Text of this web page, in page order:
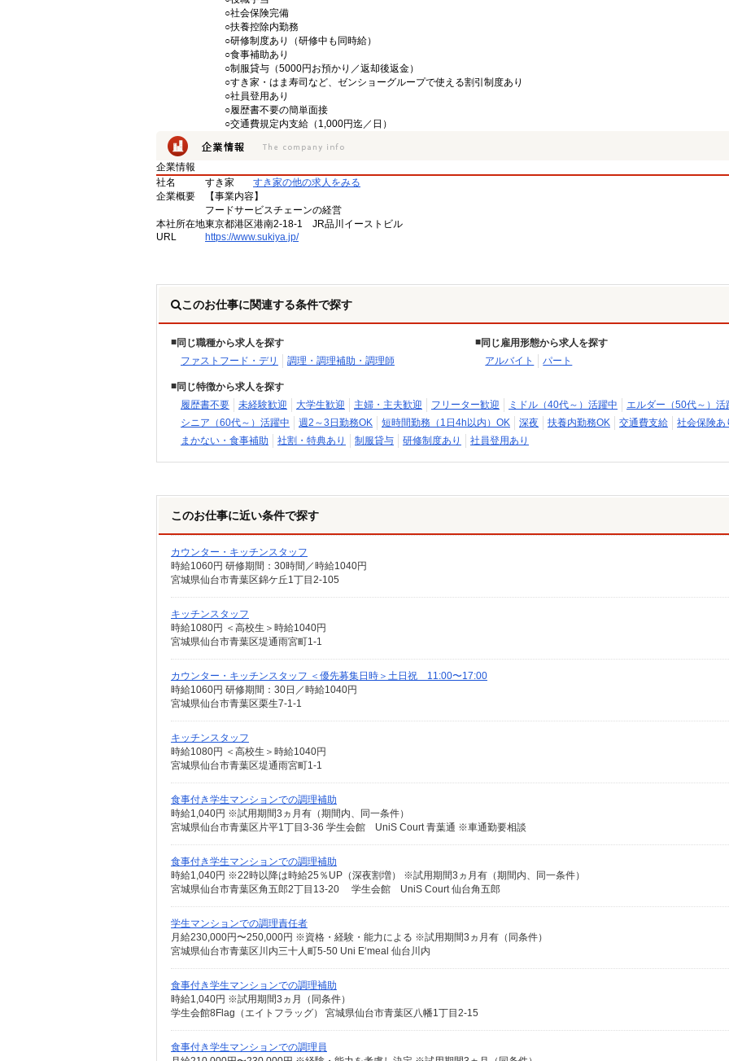
○社会保険完備
○扶養控除内勤務
○研修制度あり（研修中も同時給）
○食事補助あり
○制服貸与（5000円お預かり／返却後返金）
○すき家・はま寿司など、ゼンショーグループで使える割引制度あり
○社員登用あり
○履歴書不要の簡単面接
○交通費規定内支給（1,000円迄／日）
企業情報
社名
すき家
すき家の他の求人をみる
企業概要
【事業内容】
フードサービスチェーンの経営
本社所在地東京都港区港南2-18-1 JR品川イーストビル
URL
https://www.sukiya.jp/
このお仕事に関連する条件で探す
同じ職種から求人を探す
ファストフード・デリ
調理・調理補助・調理師
同じ雇用形態から求人を探す
アルバイト
パート
同じ特徴から求人を探す
履歴書不要
未経験歓迎 大学生歓迎 主婦・主夫歓迎 フリーター歓迎 ミドル（40代～）活躍中
エルダー（50代～）活
シニア（60代～）活躍中
週2～3日勤務OK 短時間勤務（1日4h以内）OK 深夜 扶養内勤務OK 交通費支給
社会保険あ
まかない・食事補助
社割・特典あり 制服貸与 研修制度あり 社員登用あり
このお仕事に近い条件で探す
カウンター・キッチンスタッフ
時給1060円 研修期間：30時間／時給1040円
宮城県仙台市青葉区錦ケ丘1丁目2-105
キッチンスタッフ
時給1080円 ＜高校生＞時給1040円
宮城県仙台市青葉区堤通雨宮町1-1
カウンター・キッチンスタッフ ＜優先募集日時＞土日祝 11:00〜17:00
時給1060円 研修期間：30日／時給1040円
宮城県仙台市青葉区栗生7-1-1
キッチンスタッフ
時給1080円 ＜高校生＞時給1040円
宮城県仙台市青葉区堤通雨宮町1-1
食事付き学生マンションでの調理補助
時給1,040円 ※試用期間3ヵ月有（期間内、同一条件）
宮城県仙台市青葉区片平1丁目3-36 学生会館 UniS Court 青葉通 ※車通勤要相談
食事付き学生マンションでの調理補助
時給1,040円 ※22時以降は時給25％UP（深夜割増） ※試用期間3ヵ月有（期間内、同一条件）
宮城県仙台市青葉区角五郎2丁目13-20 学生会館 UniS Court 仙台角五郎
学生マンションでの調理責任者
月給230,000円〜250,000円 ※資格・経験・能力による ※試用期間3ヵ月有（同条件）
宮城県仙台市青葉区川内三十人町5‐50 Uni E‘meal 仙台川内
食事付き学生マンションでの調理補助
時給1,040円 ※試用期間3ヵ月（同条件）
学生会館8Flag（エイトフラッグ） 宮城県仙台市青葉区八幡1丁目2-15
食事付き学生マンションでの調理員